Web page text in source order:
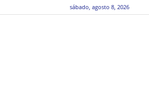
sábado, agosto 8, 2026